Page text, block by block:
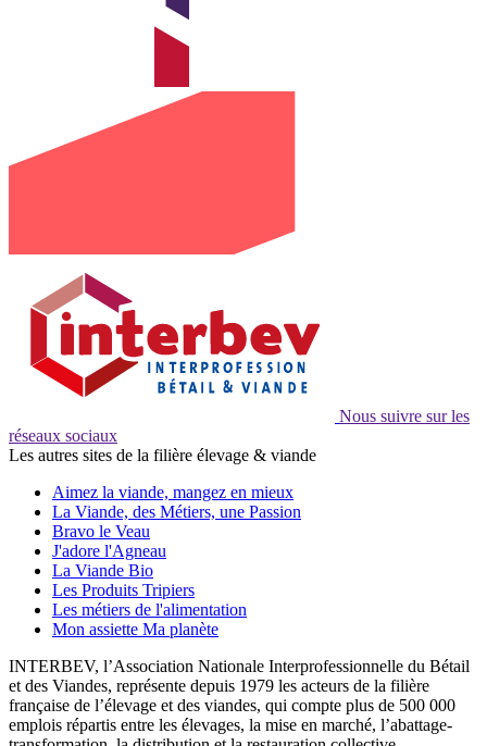
Nous suivre sur les
réseaux sociaux
Les autres sites de la filière élevage & viande
Aimez la viande, mangez en mieux
La Viande, des Métiers, une Passion
Bravo le Veau
J'adore l'Agneau
La Viande Bio
Les Produits Tripiers
Les métiers de l'alimentation
Mon assiette Ma planète
INTERBEV, l’Association Nationale Interprofessionnelle du Bétail
et des Viandes, représente depuis 1979 les acteurs de la filière
française de l’élevage et des viandes, qui compte plus de 500 000
emplois répartis entre les élevages, la mise en marché, l’abattage-